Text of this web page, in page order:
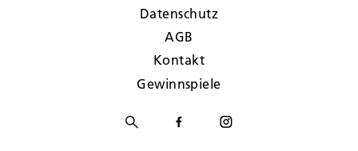
Datenschutz
AGB
Kontakt
Gewinnspiele